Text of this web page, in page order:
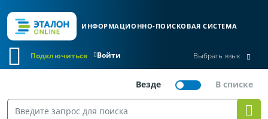
ИНФОРМАЦИОННО-ПОИСКОВАЯ СИСТЕМА
Войти
Подключиться Выбрать язык